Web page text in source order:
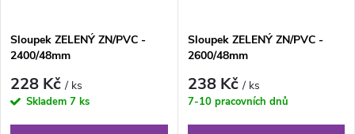
Sloupek ZELENÝ ZN/PVC -
2400/48mm
228 Kč/ ks
Skladem 7 ks
Sloupek ZELENÝ ZN/PVC -
2600/48mm
238 Kč/ ks
7-10 pracovních dnů